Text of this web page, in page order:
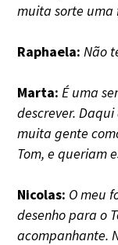
muita sorte uma
Raphaela: Não
Marta: É uma
descrever.
muita gente
Tom, e queriam
Nicolas: O meu
desenho para o
acompanhante.